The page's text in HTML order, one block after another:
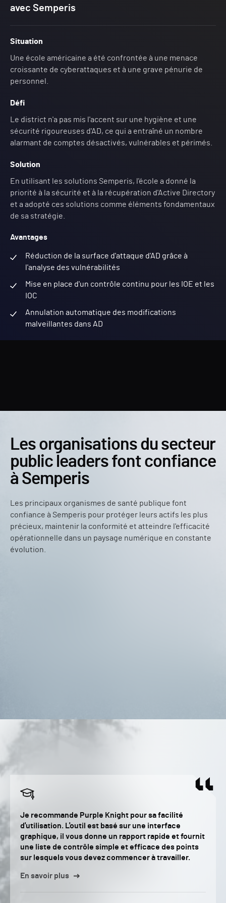
avec Semperis
Situation
Une école américaine a été confrontée à une menace
croissante de cyberattaques et à une grave pénurie de
personnel.
Défi
Le district n'a pas mis l'accent sur une hygiène et une
sécurité rigoureuses d'AD, ce qui a entraîné un nombre
alarmant de comptes désactivés, vulnérables et périmés.
Solution
En utilisant les solutions Semperis, l'école a donné la
priorité à la sécurité et à la récupération d'Active Directory
et a adopté ces solutions comme éléments fondamentaux
de sa stratégie.
Avantages
Réduction de la surface d'attaque d'AD grâce à
l'analyse des vulnérabilités
Mise en place d'un contrôle continu pour les IOE et les
IOC
Annulation automatique des modifications
malveillantes dans AD
Les organisations du secteur
public leaders font confiance
à Semperis
Les principaux organismes de santé publique font
confiance à Semperis pour protéger leurs actifs les plus
précieux, maintenir la conformité et atteindre l'efficacité
opérationnelle dans un paysage numérique en constante
évolution.
Je recommande Purple Knight pour sa facilité
d'utilisation. L'outil est basé sur une interface
graphique, il vous donne un rapport rapide et fournit
une liste de contrôle simple et efficace des points
sur lesquels vous devez commencer à travailler.
En savoir plus